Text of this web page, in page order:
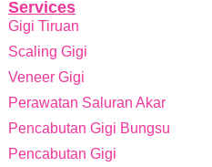
Services
Gigi Tiruan
Scaling Gigi
Veneer Gigi
Perawatan Saluran Akar
Pencabutan Gigi Bungsu
Pencabutan Gigi